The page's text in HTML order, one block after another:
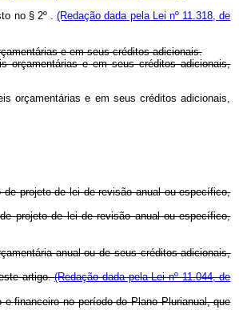
no § 2º .(Redação dada pela Lei nº 11.318, de
e em seus créditos adicionais.
orçamentárias e em seus créditos adicionais,
orçamentárias e em seus créditos adicionais,
projeto de lei de revisão anual ou específico,
projeto de lei de revisão anual ou específico,
anual ou de seus créditos adicionais,
artigo.(Redação dada pela Lei nº 11.044, de
financeiro no período do Plano Plurianual, que